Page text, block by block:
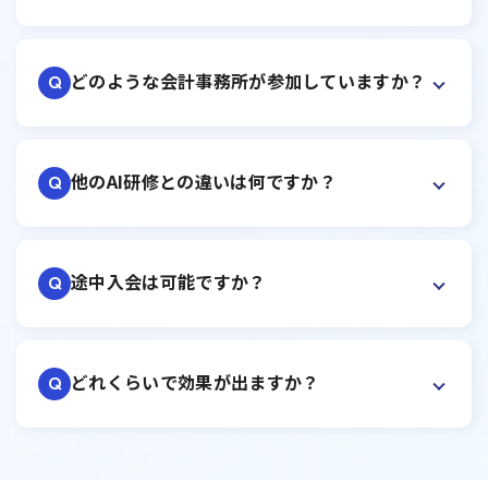
Q どのような会計事務所が参加していますか？
Q 他のAI研修との違いは何ですか？
Q 途中入会は可能ですか？
Q どれくらいで効果が出ますか？